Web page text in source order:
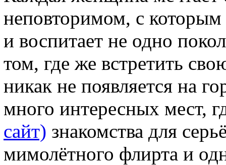
неповторимом, с
и воспитает не одно
том, где же встретить
никак не появляется на
много интересных мест,
сайт) знакомства для
мимолётного флирта и